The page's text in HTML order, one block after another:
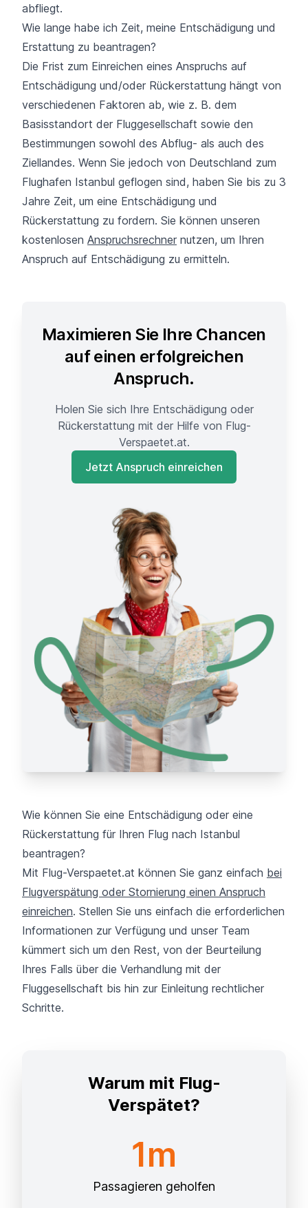
abfliegt.
Wie lange habe ich Zeit, meine Entschädigung und
Erstattung zu beantragen?
Die Frist zum Einreichen eines Anspruchs auf
Entschädigung und/oder Rückerstattung hängt von
verschiedenen Faktoren ab, wie z. B. dem
Basisstandort der Fluggesellschaft sowie den
Bestimmungen sowohl des Abflug- als auch des
Ziellandes. Wenn Sie jedoch von Deutschland zum
Flughafen Istanbul geflogen sind, haben Sie bis zu 3
Jahre Zeit, um eine Entschädigung und
Rückerstattung zu fordern. Sie können unseren
kostenlosen Anspruchsrechner nutzen, um Ihren
Anspruch auf Entschädigung zu ermitteln.
Maximieren Sie Ihre Chancen
auf einen erfolgreichen
Anspruch.
Holen Sie sich Ihre Entschädigung oder
Rückerstattung mit der Hilfe von Flug-
Verspaetet.at.
Jetzt Anspruch einreichen
Wie können Sie eine Entschädigung oder eine
Rückerstattung für Ihren Flug nach Istanbul
beantragen?
Mit Flug-Verspaetet.at können Sie ganz einfach bei
Flugverspätung oder Stornierung einen Anspruch
einreichen. Stellen Sie uns einfach die erforderlichen
Informationen zur Verfügung und unser Team
kümmert sich um den Rest, von der Beurteilung
Ihres Falls über die Verhandlung mit der
Fluggesellschaft bis hin zur Einleitung rechtlicher
Schritte.
Warum mit Flug-
Verspätet?
1m
Passagieren geholfen